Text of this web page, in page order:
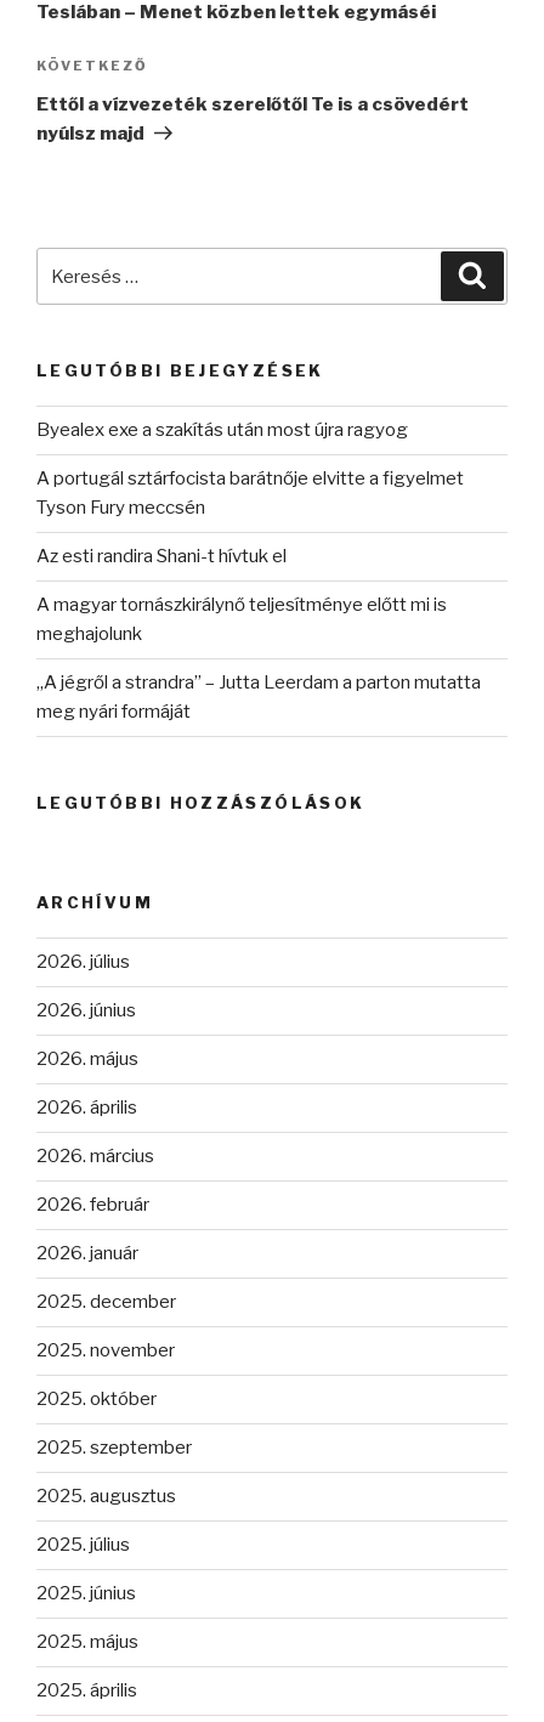
Teslában – Menet közben lettek egymáséi
Következő
bejegyzés
KÖVETKEZŐ
Ettől a vízvezeték szerelőtől Te is a csövedért
nyúlsz majd
LEGUTÓBBI BEJEGYZÉSEK
Byealex exe a szakítás után most újra ragyog
A portugál sztárfocista barátnője elvitte a figyelmet
Tyson Fury meccsén
Az esti randira Shani-t hívtuk el
A magyar tornászkirálynő teljesítménye előtt mi is
meghajolunk
„A jégről a strandra” – Jutta Leerdam a parton mutatta
meg nyári formáját
LEGUTÓBBI HOZZÁSZÓLÁSOK
ARCHÍVUM
2026. július
2026. június
2026. május
2026. április
2026. március
2026. február
2026. január
2025. december
2025. november
2025. október
2025. szeptember
2025. augusztus
2025. július
2025. június
2025. május
2025. április